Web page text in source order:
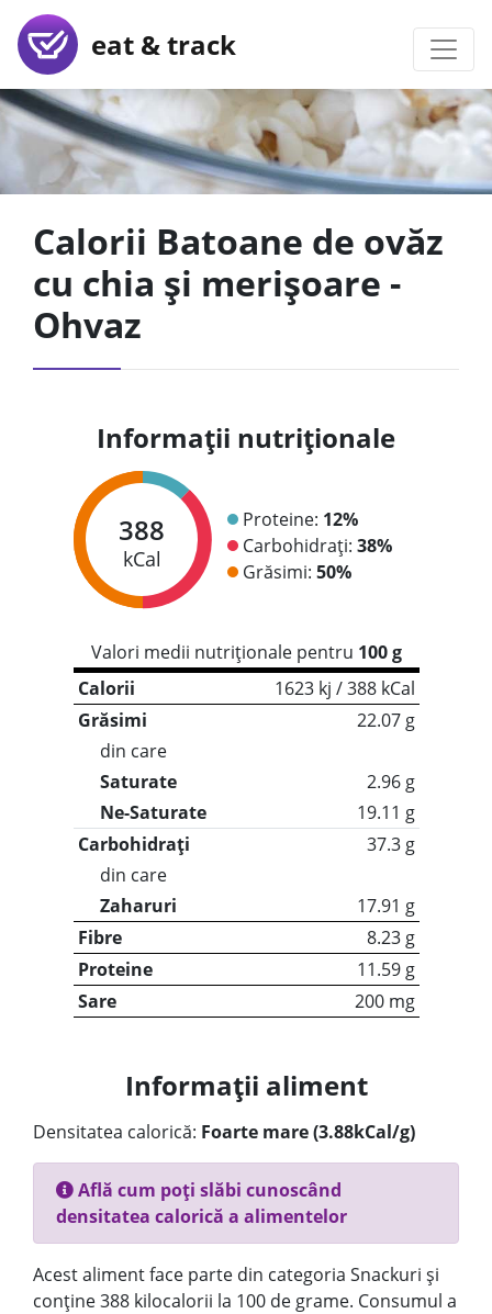
eat & track
Calorii Batoane de ovăz
cu chia și merișoare -
Ohvaz
Informații nutriționale
388
kCal
Proteine: 12%
Carbohidrați: 38%
Grăsimi: 50%
Valori medii nutriționale pentru 100 g
Calorii
1623 kj / 388 kCal
Grăsimi
22.07 g
din care
Saturate
2.96 g
Ne-Saturate
19.11 g
Carbohidrați
37.3 g
din care
Zaharuri
17.91 g
Fibre
8.23 g
Proteine
11.59 g
Sare
200 mg
Informații aliment
Densitatea calorică: Foarte mare (3.88kCal/g)
Află cum poți slăbi cunoscând
densitatea calorică a alimentelor
Acest aliment face parte din categoria Snackuri și
conține 388 kilocalorii la 100 de grame. Consumul a